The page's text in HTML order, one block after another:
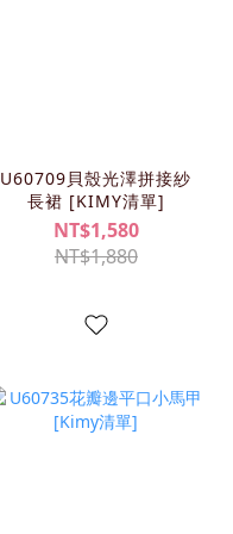
U60709貝殼光澤拼接紗
長裙 [KIMY清單]
NT$1,580
NT$1,880